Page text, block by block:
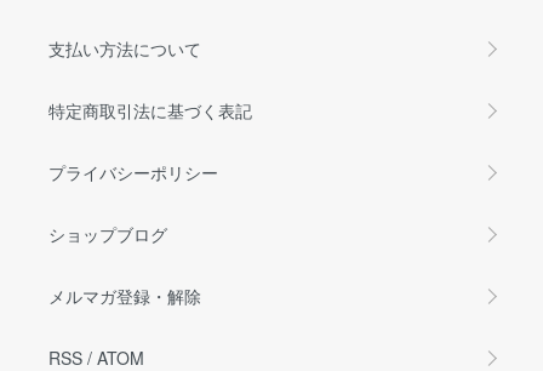
支払い方法について
特定商取引法に基づく表記
プライバシーポリシー
ショップブログ
メルマガ登録・解除
RSS / ATOM